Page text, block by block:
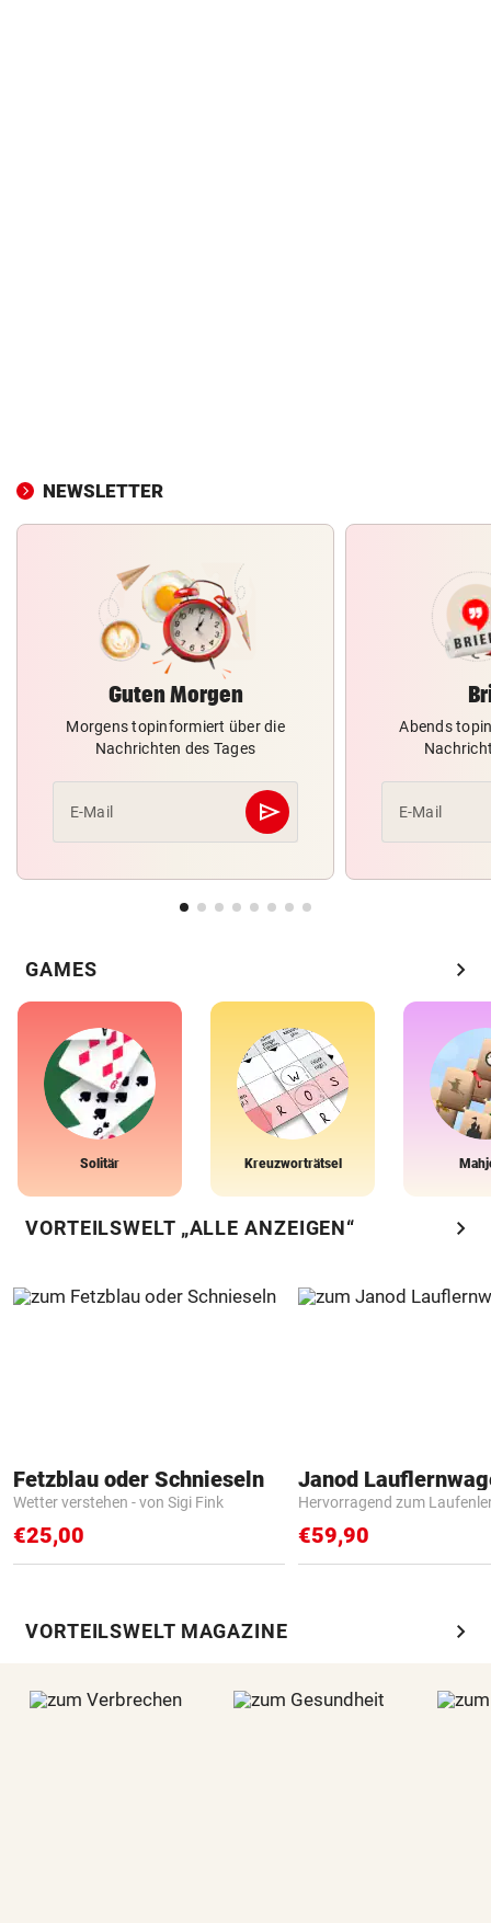
NEWSLETTER
Guten Morgen
Morgens topinformiert über die
Nachrichten des Tages
E-Mail send
Abschicken
Abends
E-Mail
GAMES chevron_right
Solitär Kreuzworträtsel
VORTEILSWELT „ALLE ANZEIGEN“ chevron_right
Fetzblau oder Schnieseln
Wetter verstehen - von Sigi Fink
€25,00
Janod
Hervorragend zum
€59,90
VORTEILSWELT MAGAZINE chevron_right